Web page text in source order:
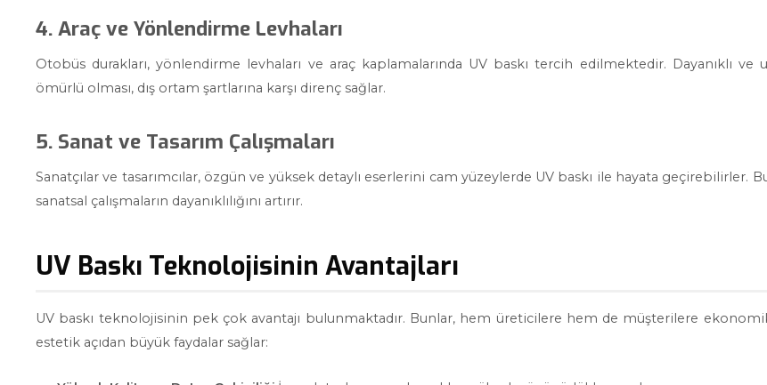
4. Araç ve Yönlendirme Levhaları
Otobüs durakları, yönlendirme levhaları ve araç kaplamalarında UV baskı tercih edilmektedir. Dayanıklı ve
ömürlü olması, dış ortam şartlarına karşı direnç sağlar.
5. Sanat ve Tasarım Çalışmaları
Sanatçılar ve tasarımcılar, özgün ve yüksek detaylı eserlerini cam yüzeylerde UV baskı ile hayata geçirebilirler.
sanatsal çalışmaların dayanıklılığını artırır.
UV Baskı Teknolojisinin Avantajları
UV baskı teknolojisinin pek çok avantajı bulunmaktadır. Bunlar, hem üreticilere hem de müşterilere
estetik açıdan büyük faydalar sağlar: